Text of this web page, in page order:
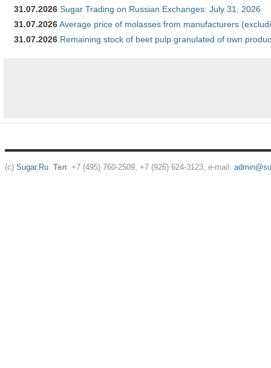
31.07.2026 Sugar Trading on Russian Exchanges: July 31, 2026
31.07.2026Average price of molasses from manufacturers
31.07.2026 Remaining stock of beet pulp granulated of own
(c) Sugar.Ru. Тел: +7 (495) 760-2509, +7 (926) 624-3123, e-mail: